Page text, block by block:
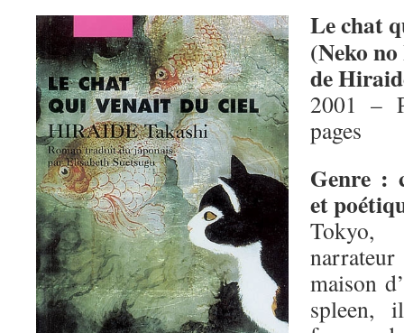
Le chat
(Neko
de
2001 –
pages
Genre :
et
maison
spleen,